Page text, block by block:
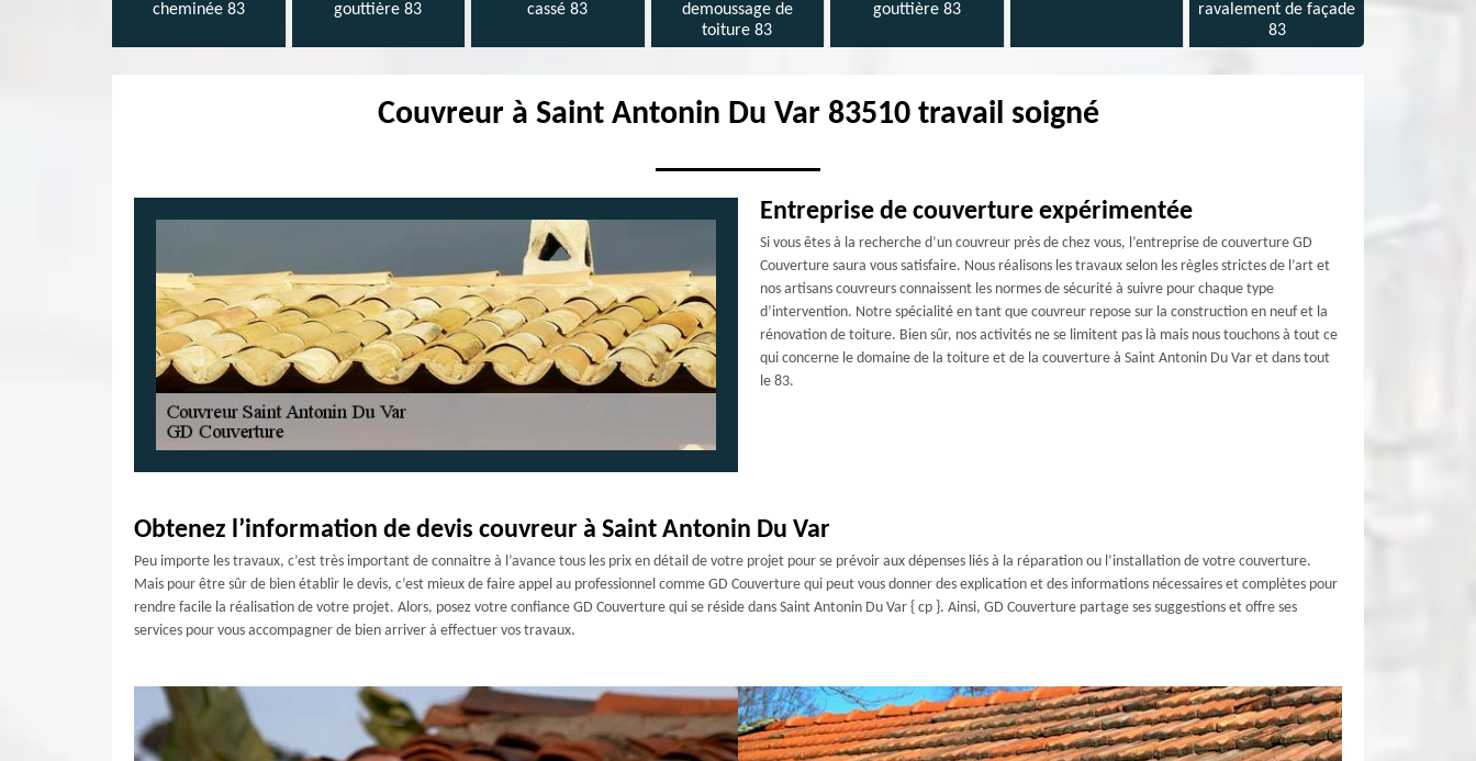
cheminée 83
gouttière 83
cassé 83
demoussage de
toiture 83
gouttière 83
ravalement de façade
83
Couvreur à Saint Antonin Du Var 83510 travail soigné
Entreprise de couverture expérimentée
Si vous êtes à la recherche d’un couvreur près de chez vous, l’entreprise de couverture GD
Couverture saura vous satisfaire. Nous réalisons les travaux selon les règles strictes de l’art et
nos artisans couvreurs connaissent les normes de sécurité à suivre pour chaque type
d’intervention. Notre spécialité en tant que couvreur repose sur la construction en neuf et la
rénovation de toiture. Bien sûr, nos activités ne se limitent pas là mais nous touchons à tout ce
qui concerne le domaine de la toiture et de la couverture à Saint Antonin Du Var et dans tout
le 83.
Obtenez l’information de devis couvreur à Saint Antonin Du Var
Peu importe les travaux, c’est très important de connaitre à l’avance tous les prix en détail de votre projet pour se prévoir aux dépenses liés à la réparation ou l’installation de votre couverture.
Mais pour être sûr de bien établir le devis, c’est mieux de faire appel au professionnel comme GD Couverture qui peut vous donner des explication et des informations nécessaires et complètes pour
rendre facile la réalisation de votre projet. Alors, posez votre confiance GD Couverture qui se réside dans Saint Antonin Du Var { cp }. Ainsi, GD Couverture partage ses suggestions et offre ses
services pour vous accompagner de bien arriver à effectuer vos travaux.